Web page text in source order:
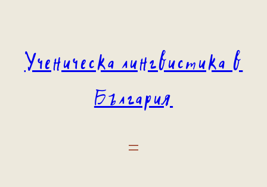
Ученическа лингвистика в
България